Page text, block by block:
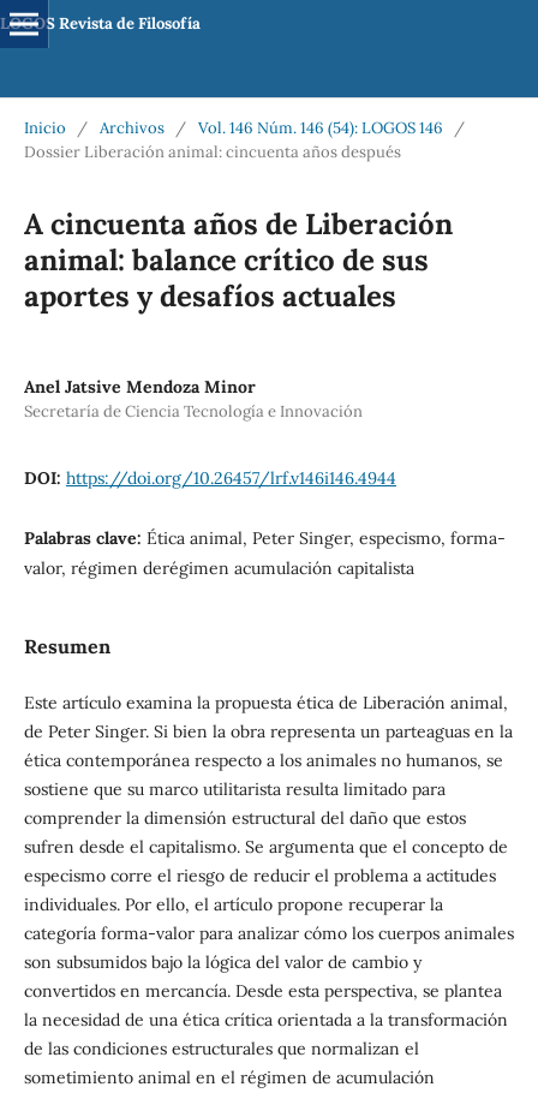
LOGOS Revista de Filosofía
Inicio / Archivos / Vol. 146 Núm. 146 (54): LOGOS 146
/
Dossier Liberación animal: cincuenta años después
A cincuenta años de Liberación
animal: balance crítico de sus
aportes y desafíos actuales
Anel Jatsive Mendoza Minor
Secretaría de Ciencia Tecnología e Innovación
DOI: https://doi.org/10.26457/lrf.v146i146.4944
Palabras clave: Ética animal, Peter Singer, especismo, forma-
valor, régimen derégimen acumulación capitalista
Resumen
Este artículo examina la propuesta ética de Liberación animal,
de Peter Singer. Si bien la obra representa un parteaguas en la
ética contemporánea respecto a los animales no humanos, se
sostiene que su marco utilitarista resulta limitado para
comprender la dimensión estructural del daño que estos
sufren desde el capitalismo. Se argumenta que el concepto de
especismo corre el riesgo de reducir el problema a actitudes
individuales. Por ello, el artículo propone recuperar la
categoría forma-valor para analizar cómo los cuerpos animales
son subsumidos bajo la lógica del valor de cambio y
convertidos en mercancía. Desde esta perspectiva, se plantea
la necesidad de una ética crítica orientada a la transformación
de las condiciones estructurales que normalizan el
sometimiento animal en el régimen de acumulación